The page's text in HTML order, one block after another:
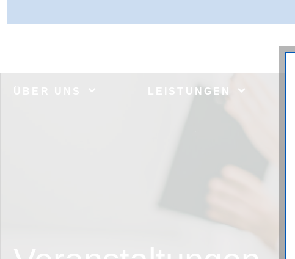
LEISTUNGEN